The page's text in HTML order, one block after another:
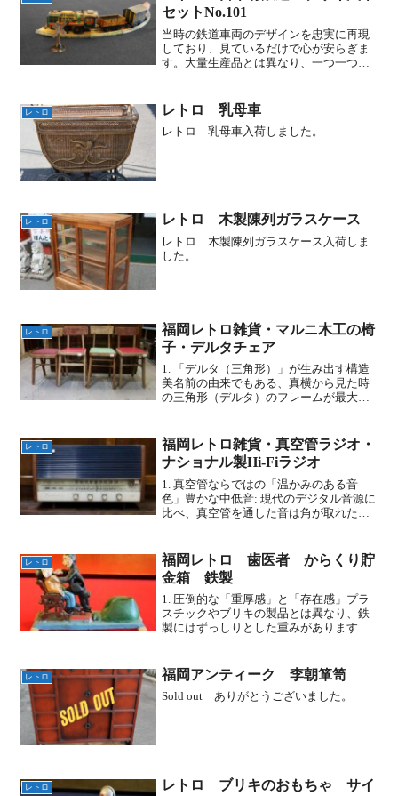
セットNo.101
当時の鉄道車両のデザインを忠実に再現
しており、見ているだけで心が安らぎま
す。大量生産品とは異なり、一つ一つ手
い、独特の味わいがあります。子供の頃
に持っていたおもちゃを思い...
レトロ レトロ 乳母車
レトロ 乳母車入荷しました。
レトロ レトロ 木製陳列ガラスケース
レトロ 木製陳列ガラスケース入荷しま
した。
レトロ
福岡レトロ雑貨・マルニ木工の椅
子・デルタチェア
1. 「デルタ（三角形）」が生み出す構造
美名前の由来でもある、真横から見た時
の三角形（デルタ）のフレームが最大の
り、座面を支える構造が幾何学的で非常
に美しいです。視覚...
レトロ
福岡レトロ雑貨・真空管ラジオ・
ナショナル製Hi-Fiラジオ
1. 真空管ならではの「温かみのある音
色」豊かな中低音: 現代のデジタル音源に
比べ、真空管を通した音は角が取れた柔
こえ、聴き疲れしにくいのが魅力です。
Hi-Fi設計: ...
レトロ
福岡レトロ 歯医者 からくり貯
金箱 鉄製
1. 圧倒的な「重厚感」と「存在感」プラ
スチックやブリキの製品とは異なり、鉄
製にはずっしりとした重みがあります。
えるような存在感（オブジェとしての
力）があります。高級...
レトロ 福岡アンティーク 李朝箪笥
Sold out ありがとうございました。
レトロ
レトロ ブリキのおもちゃ サイ